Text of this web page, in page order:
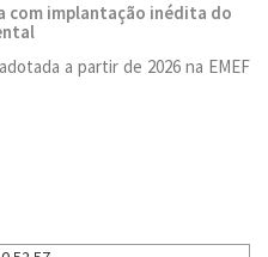
com implantação inédita do
a partir de 2026 na EMEF